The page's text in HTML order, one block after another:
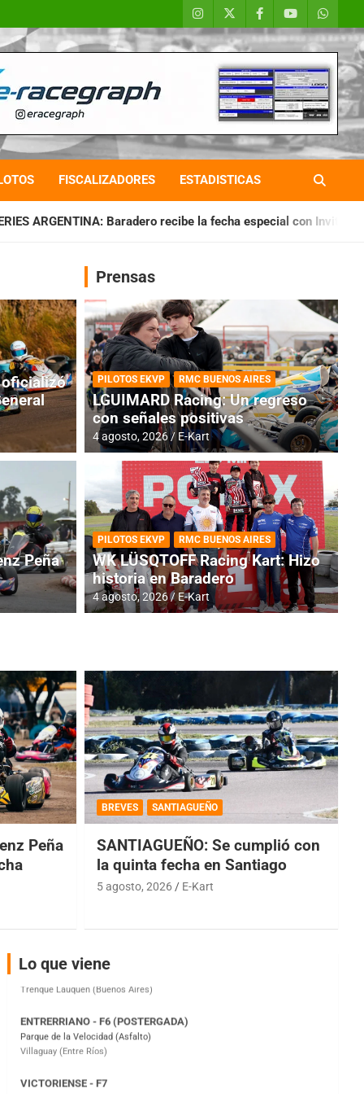
FISCALIZADORES ESTADISTICAS
recibe la fecha especial con Invitados CHAQUEÑO
RMC BUENOS AIRES
Cerró una jornada
oficializó
Peña
Prensas
PILOTOS EKVP RMC BUENOS AIRES
LGUIMARD Racing: Un regreso
con señales positivas
4 agosto, 2026 E-Kart
PILOTOS EKVP RMC BUENOS AIRES
WK LÜSQTOFF Racing Kart: Hizo
historia en Baradero
4 agosto, 2026 E-Kart
Peña
BREVES SANTIAGUEÑO
SANTIAGUEÑO: Se cumplió con
la quinta fecha en Santiago
5 agosto, 2026 E-Kart
Lo que viene
COBERTURA ESPECIAL DE E-KART.COM.AR
08/09-AGO
IAME SERIES ARGENTINA 6
Ramiro Tot (Asfalto)
Baradero (Buenos Aires)
Parque de la Velocidad (Asfalto)
El Cerro (Tierra)
Victoria (Entre Ríos)
Moto Club Reginense (Tierra)